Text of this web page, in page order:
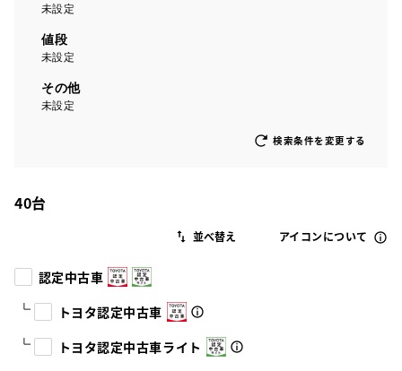
未設定
値段
未設定
その他
未設定
検索条件を変更する
40台
アイコンについて
認定中古車
トヨタ認定中古車
トヨタ認定中古車ライト